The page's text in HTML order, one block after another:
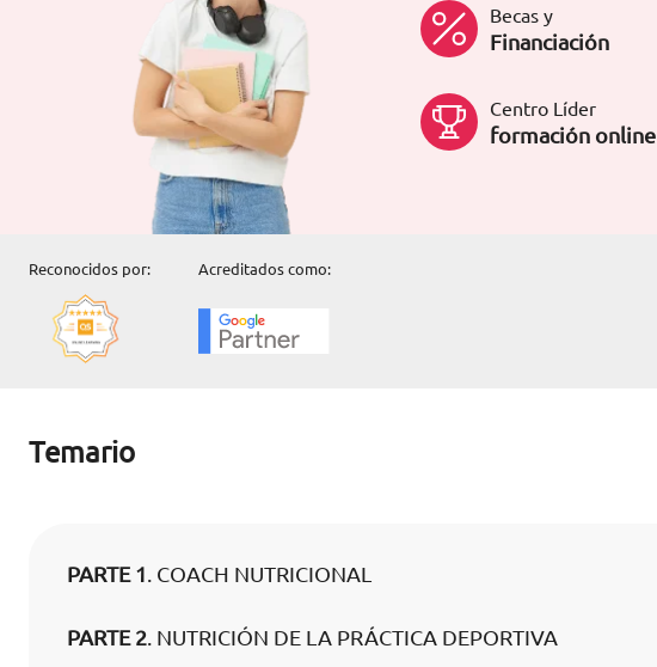
Becas y
Financiación
Centro Líder
formación online
Reconocidos por: Acreditados como:
Temario
PARTE 1. COACH NUTRICIONAL
PARTE 2. NUTRICIÓN DE LA PRÁCTICA DEPORTIVA